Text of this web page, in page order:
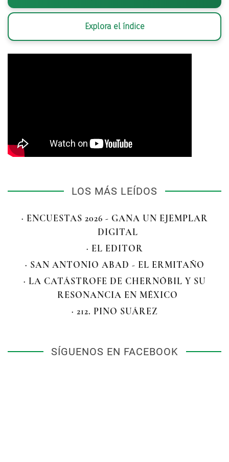
Explora el índice
LOS MÁS LEÍDOS
· ENCUESTAS 2026 - GANA UN EJEMPLAR
DIGITAL
· EL EDITOR
· SAN ANTONIO ABAD - EL ERMITAÑO
· LA CATÁSTROFE DE CHERNÓBIL Y SU
RESONANCIA EN MÉXICO
· 212. PINO SUÁREZ
SÍGUENOS EN FACEBOOK